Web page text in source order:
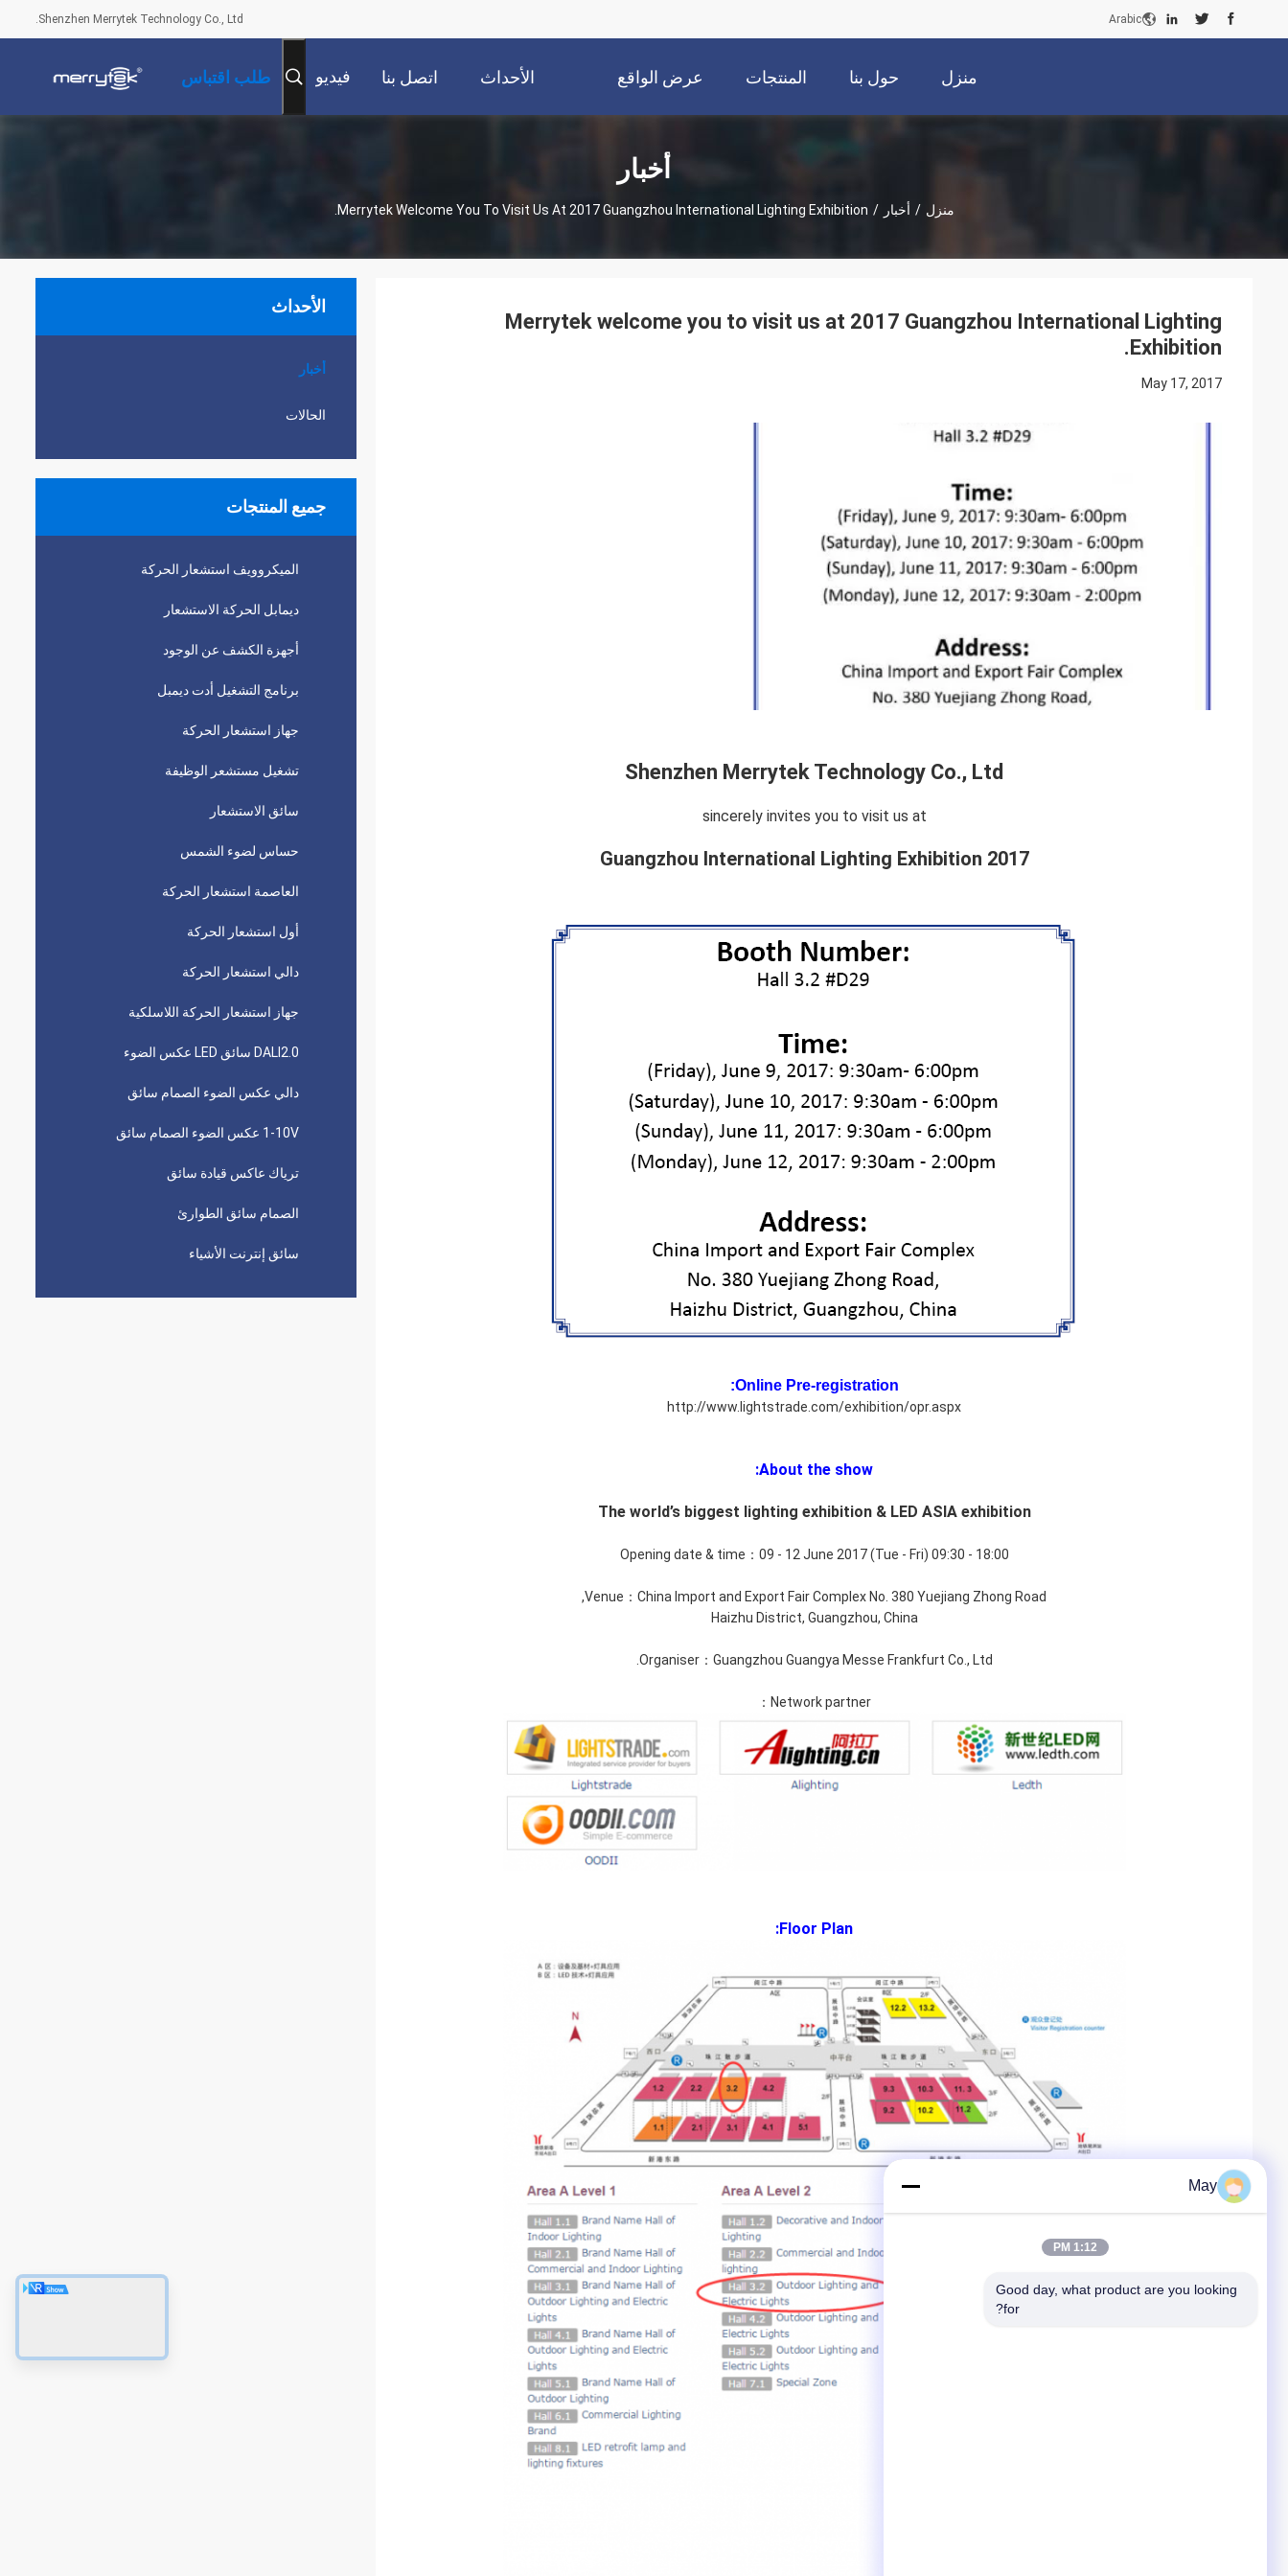
Shenzhen Merrytek Technology Co., Ltd. Arabic
منزل حول بنا المنتجات عرض الواقع
الافتراضي
الأحداث اتصل بنا فيديو طلب اقتباس
أخبار
منزل / أخبار /
Merrytek Welcome You To Visit Us At 2017 Guangzhou International Lighting Exhibition.
الأحداث
أخبار
الحالات
جميع المنتجات
الميكروويف استشعار الحركة
ديمابل الحركة الاستشعار
أجهزة الكشف عن الوجود
برنامج التشغيل أدت ديمبل
جهاز استشعار الحركة
تشغيل مستشعر الوظيفة
سائق الاستشعار
حساس لضوء الشمس
العاصمة استشعار الحركة
أول استشعار الحركة
دالي استشعار الحركة
جهاز استشعار الحركة اللاسلكية
DALI2.0 سائق LED عكس الضوء
دالي عكس الضوء الصمام سائق
1-10V عكس الضوء الصمام سائق
ترياك عاكس قيادة سائق
الصمام سائق الطوارئ
سائق إنترنت الأشياء
Merrytek welcome you to visit us at 2017 Guangzhou International Lighting
Exhibition.
May 17, 2017
Shenzhen Merrytek Technology Co., Ltd
sincerely invites you to visit us at
2017 Guangzhou International Lighting Exhibition
Online Pre-registration:
http://www.lightstrade.com/exhibition/opr.aspx
About the show:
The world’s biggest lighting exhibition & LED ASIA exhibition
Opening date & time：09 - 12 June 2017 (Tue - Fri) 09:30 - 18:00
Venue：China Import and Export Fair Complex No. 380 Yuejiang Zhong Road,
Haizhu District, Guangzhou, China
Organiser：Guangzhou Guangya Messe Frankfurt Co., Ltd.
Network partner：
Floor Plan:
May
1:12 PM
Good day, what product are you looking
for?